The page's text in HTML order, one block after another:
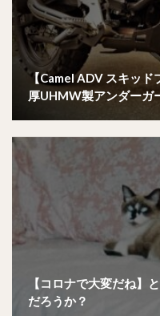
【Camel ADV スキッ
厚UHMW製アンダーガ
【コロナで大変だね】
だろうか？